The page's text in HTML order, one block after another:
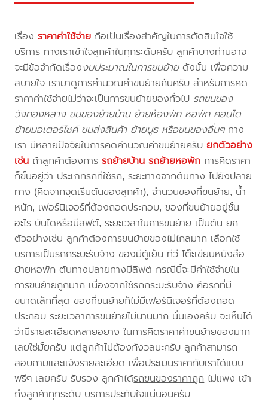
เรื่องราคาค่าใช้จ่าย ถือเป็นเรื่องสำคัญในการตัดสินใจใช้
บริการ ทางเราเข้าใจลูกค้าในทุกระดับครับ ลูกค้าบางท่านอาจ
จะมีข้อจำกัดเรื่องงบประมาณในการขนย้ายดังนั้น เพื่อความ
สบายใจ เรามาดูการคำนวณค่าขนย้ายกันครับ สำหรับการคิด
ราคาค่าใช้จ่ายไม่ว่าจะเป็นการขนย้ายของทั่วไป รถขนของ
วังทองหลาง ขนของย้ายบ้าน ย้ายห้องพัก หอพัก คอนโด
ย้ายมอเตอร์ไซค์ ขนส่งสินค้า ย้ายบูธ หรือขนของอื่นๆทาง
เรา มีหลายปัจจัยในการคิดคำนวณค่าขนย้ายครับยกตัวอย่าง
เช่น ถ้าลูกค้าต้องการรถย้ายบ้าน รถย้ายหอพัก การคิดราคา
ก็ขึ้นอยู่ว่า ประเภทรถที่ใช้รถ, ระยะทางจากต้นทาง ไปยังปลาย
ทาง (คิดจากจุดเริ่มต้นของลูกค้า), จำนวนของที่ขนย้าย, น้ำ
หนัก, เฟอร์นิเจอร์ที่ต้องถอดประกอบ, ของที่ขนย้ายอยู่ชั้น
อะไร บันไดหรือมีลิฟต์, ระยะเวลาในการขนย้าย เป็นต้น ยก
ตัวอย่างเช่น ลูกค้าต้องการขนย้ายของไม่ไกลมาก เลือกใช้
บริการเป็นรถกระบะรับจ้าง ของมีตู้เย็น ทีวี โต๊ะเขียนหนังสือ
ย้ายหอพัก ต้นทางปลายทางมีลิฟต์ กรณีนี้จะมีค่าใช้จ่ายใน
การขนย้ายถูกมาก เนื่องจากใช้รถกระบะรับจ้าง คือรถที่มี
ขนาดเล็กที่สุด ของที่ขนย้ายก็ไม่มีเฟอร์นิเจอร์ที่ต้องถอด
ประกอบ ระยะเวลาการขนย้ายไม่นานมาก นั่นเองครับ จะเห็นได้
ว่ามีรายละเอียดหลายอยาง ในการคิดราคาค่าขนย้ายของมาก
เลยใช่มั้ยครับ แต่ลูกค้าไม่ต้องกังวลนะครับ ลูกค้าสามารถ
สอบถามและแจ้งรายละเอียด เพื่อประเมินราคากับเราได้แบบ
ฟรีๆ เลยครับ รับรอง ลูกค้าได้รถขนของราคาถูกไม่แพง เข้า
ถึงลูกค้าทุกระดับ บริการประทับใจแน่นอนครับ